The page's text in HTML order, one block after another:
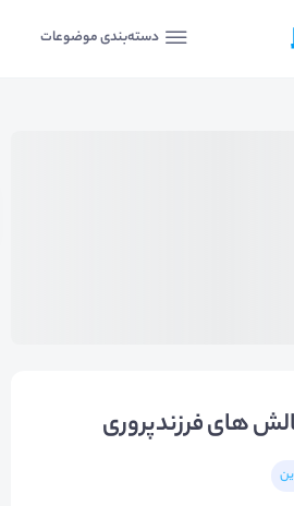
دسته‌بندی موضوعات
های فرزندپروری